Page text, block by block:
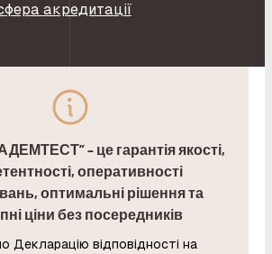
акредитації
– це гарантія якості,
оперативності
оптимальні рішення та
ціни без посередників
Декларацію відповідності на